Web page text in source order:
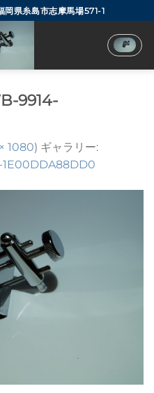
岡県糸島市志摩馬場571-1
9914-
1080) ギャラリー:
1E00DDA88DD0